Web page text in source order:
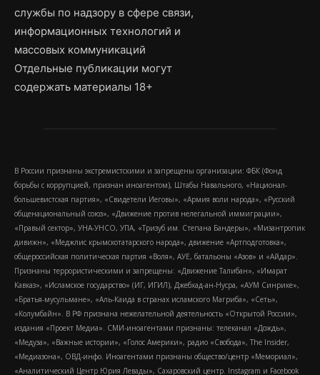
службы по надзору в сфере связи,
информационных технологий и
массовых коммуникаций
Отдельные публикации могут
содержать материалы 18+
В России признаны экстремистскими и запрещены организации: ФБК (Фонд
борьбы с коррупцией, признан иноагентом), Штабы Навального, «Национал-
большевистская партия», «Свидетели Иеговы», «Армия воли народа», «Русский
общенациональный союз», «Движение против нелегальной иммиграции»,
«Правый сектор», УНА-УНСО, УПА, «Тризуб им. Степана Бандеры», «Мизантропик
дивижн», «Меджлис крымскотатарского народа», движение «Артподготовка»,
общероссийская политическая партия «Воля», АУЕ, батальоны «Азов» и «Айдар».
Признаны террористическими и запрещены: «Движение Талибан», «Имарат
Кавказ», «Исламское государство» (ИГ, ИГИЛ), Джебхад-ан-Нусра, «АУМ Синрике»,
«Братья-мусульмане», «Аль-Каида в странах исламского Магриба», «Сеть»,
«Колумбайн». В РФ признана нежелательной деятельность «Открытой России»,
издания «Проект Медиа». СМИ-иноагентами признаны: телеканал «Дождь»,
«Медуза», «Важные истории», «Голос Америки», радио «Свобода», The Insider,
«Медиазона», ОВД-инфо. Иноагентами признаны общество/центр «Мемориал»,
«Аналитический Центр Юрия Левады», Сахаровский центр. Instagram и Facebook